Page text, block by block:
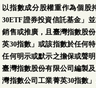
以指數成分股權重作為個股
30ETF證券投資信託基金」
銷售或推廣，且臺灣指數股
英30指數」或該指數於任何
任何明示或默示之擔保或聲
臺灣指數股份有限公司編製
灣指數公司工業菁英30指數